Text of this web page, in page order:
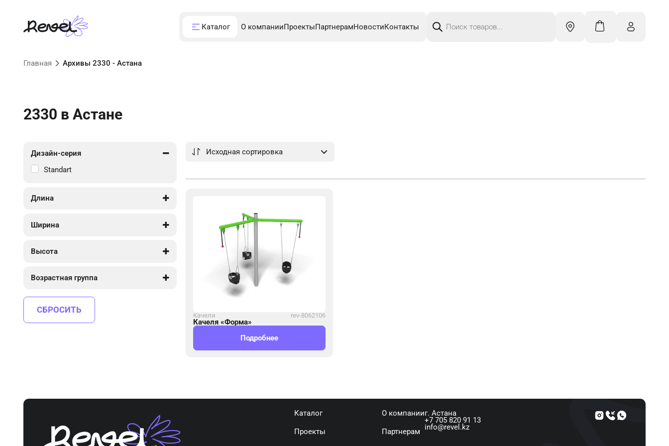
Каталог О компанииПроектыПартнерамНовостиКонтакты
товаров
Главная Архивы 2330 - Астана
2330 в Астане
Дизайн-серия
Standart
Длина
Ширина
Высота
Возрастная группа
СБРОСИТЬ
Качели rev-8062106
Качеля «Форма»
Подробнее
Каталог О компании
Проекты Партнерам
г. Астана
+7 705 820 91 13
info@revel.kz